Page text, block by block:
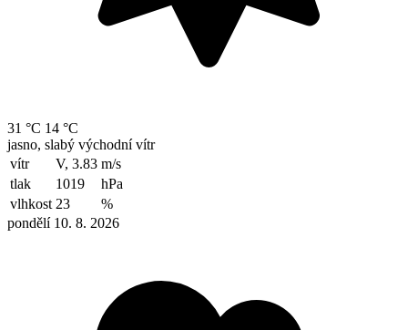
31 °C 14 °C
jasno, slabý východní vítr
vítr
V, 3.83 m/s
tlak
1019
hPa
vlhkost 23
%
pondělí 10. 8. 2026